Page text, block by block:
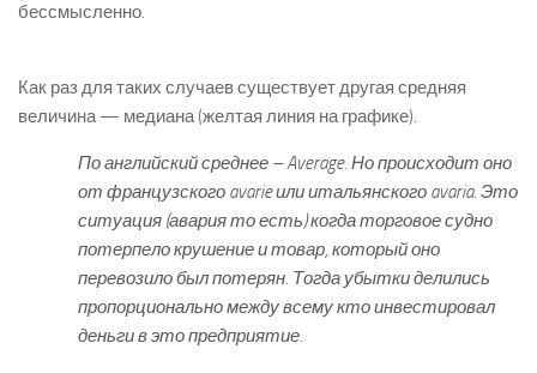
бессмысленно.
Как раз для таких случаев существует другая средняя
величина — медиана (желтая линия на графике).
По английский среднее – Average. Но происходит оно
от французского avarieили итальянского avaria. Это
ситуация (авария то есть) когда торговое судно
потерпело крушение и товар, который оно
перевозило был потерян. Тогда убытки делились
пропорционально между всему кто инвестировал
деньги в это предприятие.